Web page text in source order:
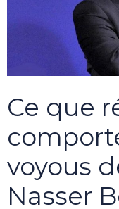
Ce que
voyous
Nasser